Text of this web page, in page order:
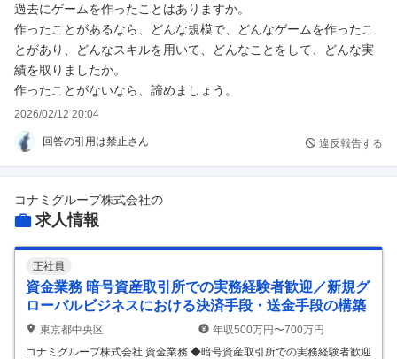
過去にゲームを作ったことはありますか。
作ったことがあるなら、どんな規模で、どんなゲームを作ったこ
とがあり、どんなスキルを用いて、どんなことをして、どんな実
績を取りましたか。
作ったことがないなら、諦めましょう。
2026/02/12 20:04
回答の引用は禁止さん 違反報告する
コナミグループ株式会社の
求人情報
正社員
資金業務 暗号資産取引所での実務経験者歓迎／新規グ
ローバルビジネスにおける決済手段・送金手段の構築
東京都中央区
年収500万円〜700万円
コナミグループ株式会社 資金業務 ◆暗号資産取引所での実務経験者歓迎